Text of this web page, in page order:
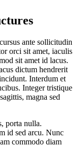
ante sollicitudin
orci sit amet, iaculis
sit amet id lacus.
dictum hendrerit
Interdum et
Integer tristique
magna sed
porta nulla.
id sed arcu. Nunc
commodo diam